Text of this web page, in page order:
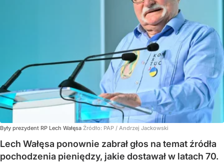
Były prezydent RP Lech Wałęsa Źródło: PAP / Andrzej Jackowski
Lech Wałęsa ponownie zabrał głos na temat źródła
pochodzenia pieniędzy, jakie dostawał w latach 70.